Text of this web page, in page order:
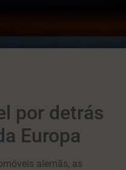
por detrás
Europa
alemãs, as